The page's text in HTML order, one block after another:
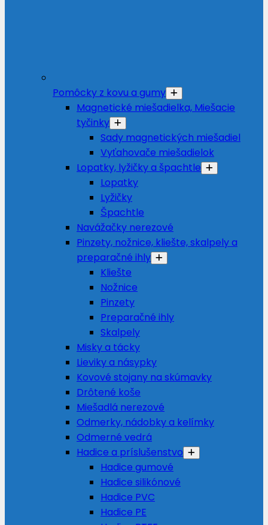
Pomôcky z kovu a gumy
Magnetické miešadielka, Miešacie
tyčinky
Sady magnetických miešadiel
Vyťahovače miešadielok
Lopatky, lyžičky a špachtle
Lopatky
Lyžičky
Špachtle
Navážačky nerezové
Pinzety, nožnice, kliešte, skalpely a
preparačné ihly
Kliešte
Nožnice
Pinzety
Preparačné ihly
Skalpely
Misky a tácky
Lieviky a násypky
Kovové stojany na skúmavky
Drôtené koše
Miešadlá nerezové
Odmerky, nádobky a kelímky
Odmerné vedrá
Hadice a príslušenstvo
Hadice gumové
Hadice silikónové
Hadice PVC
Hadice PE